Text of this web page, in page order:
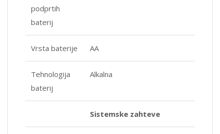
podprtih
baterij
Vrsta baterije AA
Tehnologija
baterij
Alkalna
Sistemske zahteve